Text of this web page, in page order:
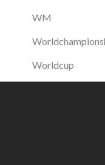
WM
Worldcup